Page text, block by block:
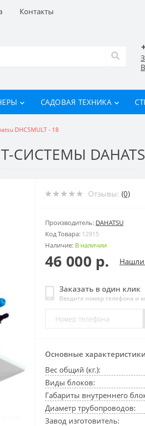
Контакты
САДОВАЯ ТЕХНИКА
DHCSMULT - 18
Отзывы: (0)
Производитель: DAHATSU
Код Товара: 12915
Наличие: В наличии
46 000 р. Нашли
Заказать в один клик
Введите номер телефона и
Основные
Вес общий (кг.):
Виды блоков:
Габариты внутреннего
Диаметр трубопроводов:
Завод изготовитель: